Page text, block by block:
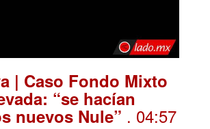
| Caso Fondo Mixto
“se hacían
nuevos Nule” . 04:57